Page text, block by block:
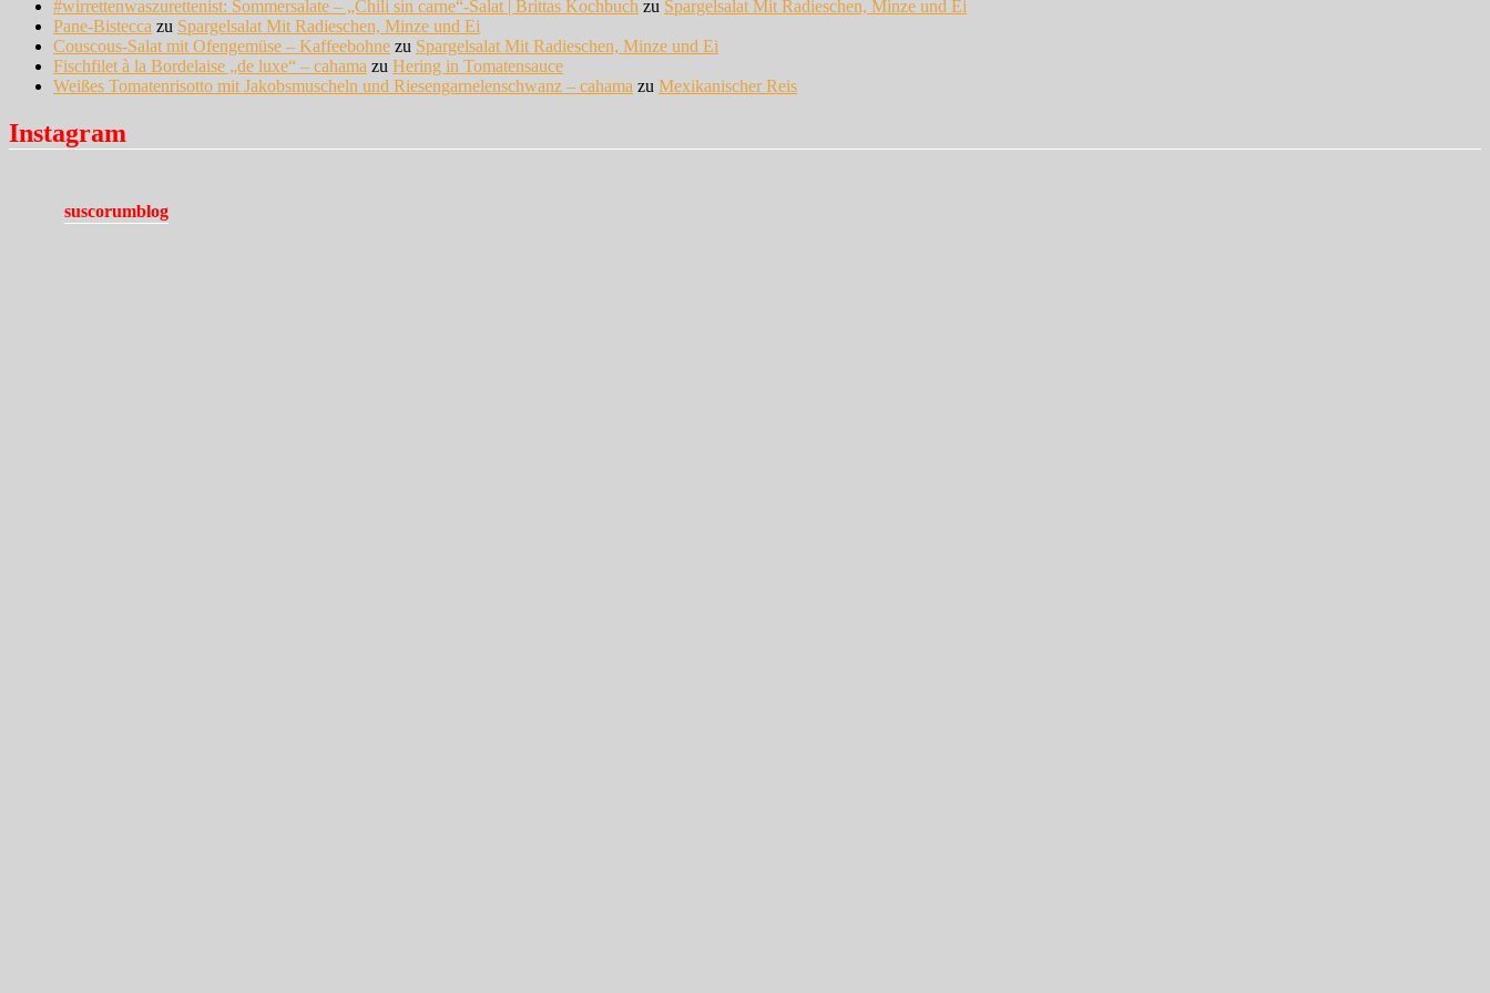
#wirrettenwaszurettenist: Sommersalate – „Chili sin carne“-Salat | Brittas Kochbuch zu Spargelsalat Mit Radieschen, Minze und Ei
Pane-Bistecca zu Spargelsalat Mit Radieschen, Minze und Ei
Couscous-Salat mit Ofengemüse – Kaffeebohne zu Spargelsalat Mit Radieschen, Minze und Ei
Fischfilet à la Bordelaise „de luxe“ – cahama zu Hering in Tomatensauce
Weißes Tomatenrisotto mit Jakobsmuscheln und Riesengarnelenschwanz – cahama zu Mexikanischer Reis
Instagram
suscorumblog